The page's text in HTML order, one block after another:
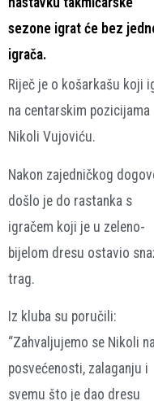
sezone igrat će bez
igrača.
Riječ je o košarkašu koji
na centarskim pozicijama
Nikoli Vujoviću.
Nakon zajedničkog
došlo je do rastanka s
igračem koji je u zeleno-
bijelom dresu ostavio
trag.
Iz kluba su poručili:
“Zahvaljujemo se Nikoli
posvećenosti, zalaganju i
svemu što je dao dresu